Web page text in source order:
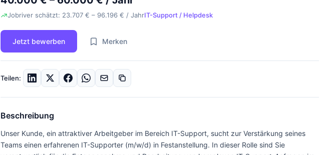
Jobriver schätzt: 23.707 € – 96.196 € / JahrIT-Support / Helpdesk
Jetzt bewerben Merken
Teilen:
Beschreibung
Unser Kunde, ein attraktiver Arbeitgeber im Bereich IT-Support, sucht zur Verstärkung seines
Teams einen erfahrenen IT-Supporter (m/w/d) in Festanstellung. In dieser Rolle sind Sie